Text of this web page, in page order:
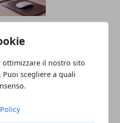
il nostro sito
scegliere a quali
digitale